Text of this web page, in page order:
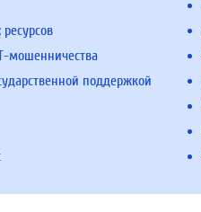
мошенничества
поддержкой